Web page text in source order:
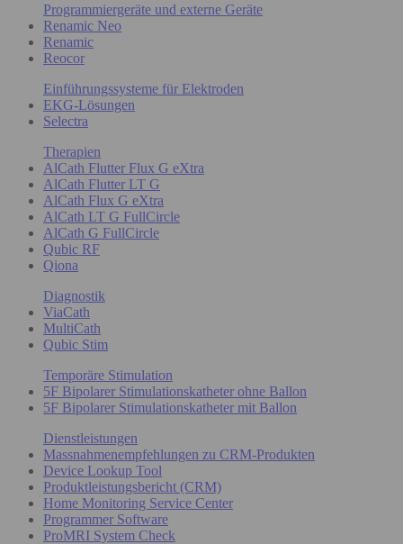
Programmiergeräte und externe Geräte
Renamic Neo
Renamic
Reocor
Einführungssysteme für Elektroden
EKG-Lösungen
Selectra
Therapien
AlCath Flutter Flux G eXtra
AlCath Flutter LT G
AlCath Flux G eXtra
AlCath LT G FullCircle
AlCath G FullCircle
Qubic RF
Qiona
Diagnostik
ViaCath
MultiCath
Qubic Stim
Temporäre Stimulation
5F Bipolarer Stimulationskatheter ohne Ballon
5F Bipolarer Stimulationskatheter mit Ballon
Dienstleistungen
Massnahmenempfehlungen zu CRM-Produkten
Device Lookup Tool
Produktleistungsbericht (CRM)
Home Monitoring Service Center
Programmer Software
ProMRI System Check